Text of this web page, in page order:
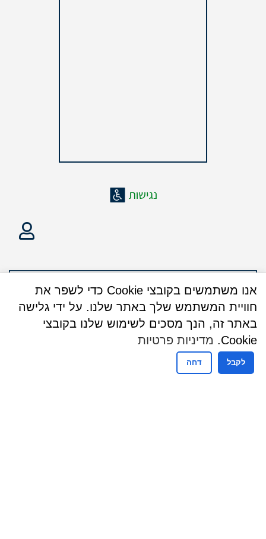
אנו משתמשים בקובצי Cookie כדי לשפר את
חוויית המשתמש שלך באתר שלנו. על ידי גלישה
באתר זה, הנך מסכים לשימוש שלנו בקובצי
Cookie.
מדיניות פרטיות
לקבל דחה